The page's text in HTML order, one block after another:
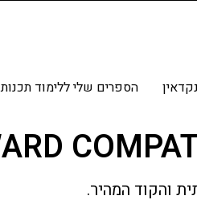
הספרים שלי ללימוד תכנות
והקוד המהיר.